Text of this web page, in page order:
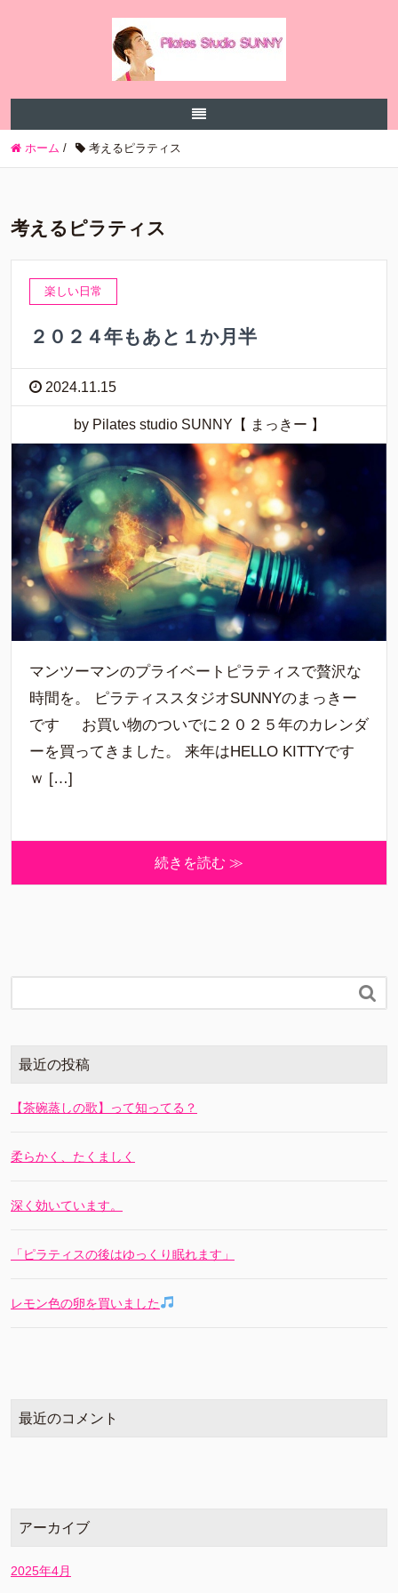
ホーム / 考えるピラティス
考えるピラティス
楽しい日常
２０２４年もあと１か月半
2024.11.15
by Pilates studio SUNNY【 まっきー 】
マンツーマンのプライベートピラティスで贅沢な
時間を。 ピラティススタジオSUNNYのまっきー
です お買い物のついでに２０２５年のカレンダ
ーを買ってきました。 来年はHELLO KITTYです
ｗ […]
続きを読む ≫

最近の投稿
【茶碗蒸しの歌】って知ってる？
柔らかく、たくましく
深く効いています。
「ピラティスの後はゆっくり眠れます」
レモン色の卵を買いました
最近のコメント
アーカイブ
2025年4月